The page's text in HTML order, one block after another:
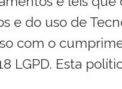
e do uso de
com o
LGPD. Esta